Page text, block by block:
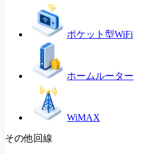
ポケット型WiFi
ホームルーター
WiMAX
その他回線